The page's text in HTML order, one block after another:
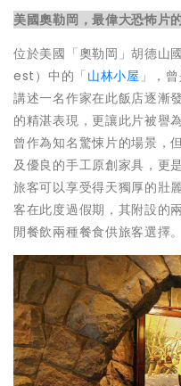
美國奧勒岡，最偉大恐怖片
位於美國「奧勒岡」胡德
est）中的「山林小屋」，
講述一名作家在此飯店逐漸
的精湛表現，更讓此片被譽
曾作為知名驚悚片的場景，
及優良的手工原創家具，更
旅客可以享受得天獨厚的壯
客在此度過假期，其附設的
閒餐飲兩種餐食供旅客選擇。